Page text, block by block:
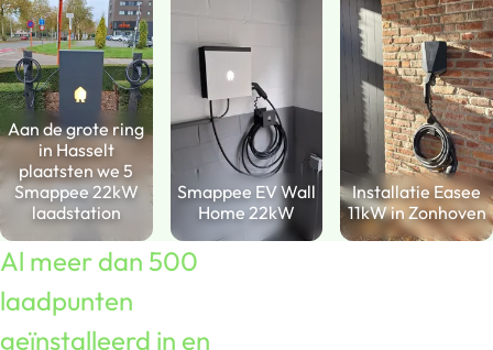
Aan de grote ring
in Hasselt
plaatsten we 5
Smappee 22kW
laadstation
Smappee EV Wall
Home 22kW
Installatie Easee
11kW in Zonhoven
Al meer dan 500
laadpunten
geïnstalleerd in en